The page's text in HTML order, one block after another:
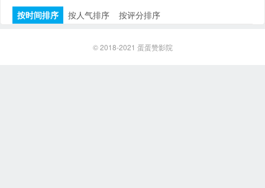
按时间排序
按人气排序 按评分排序
© 2018-2021 蛋蛋赞影院